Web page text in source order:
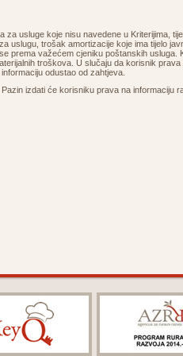
za usluge koje nisu navedene u Kriterijima,
uslugu, trošak amortizacije koje ima tijelo
prema važećem cjeniku poštanskih usluga.
troškova. U slučaju da korisnik
odustao od zahtjeva.
izdati će korisniku prava na informaciju